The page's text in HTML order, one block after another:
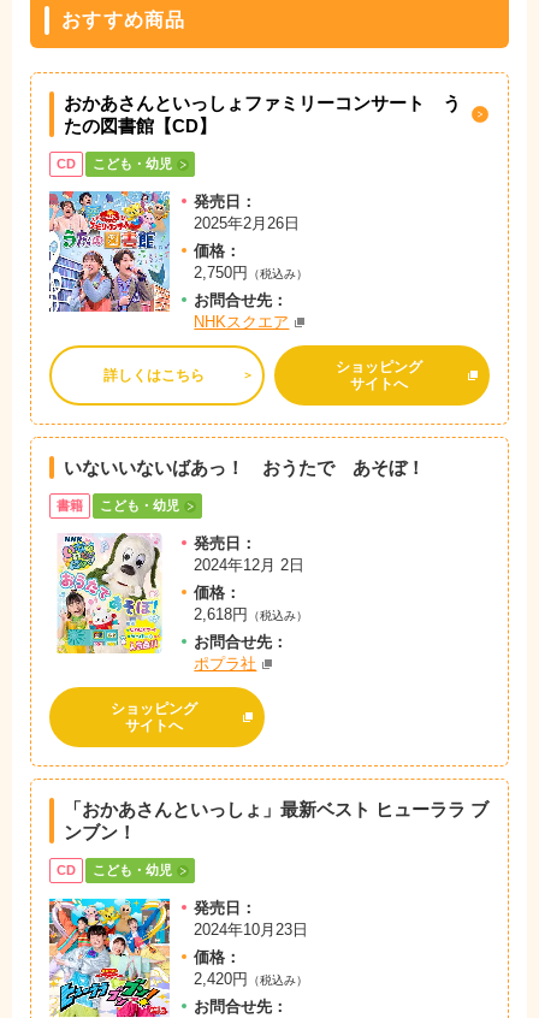
おすすめ商品
おかあさんといっしょファミリーコンサート う
たの図書館【CD】
CD こども・幼児
発売日：
2025年2月26日
価格：
2,750円
（税込み）
お問合せ先：
NHKスクエア
詳しくはこちら
ショッピング
サイトへ
いないいないばあっ！ おうたで あそぼ！
書籍 こども・幼児
発売日：
2024年12月 2日
価格：
2,618円
（税込み）
お問合せ先：
ポプラ社
ショッピング
サイトへ
「おかあさんといっしょ」最新ベスト ヒューララ ブ
ンブン！
CD こども・幼児
発売日：
2024年10月23日
価格：
2,420円
（税込み）
お問合せ先：